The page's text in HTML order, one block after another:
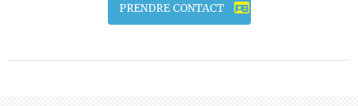
PRENDRE CONTACT